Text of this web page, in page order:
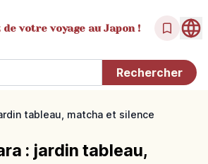
de votrevoyage au Japon !
tableau, matcha et silence
: jardin tableau,